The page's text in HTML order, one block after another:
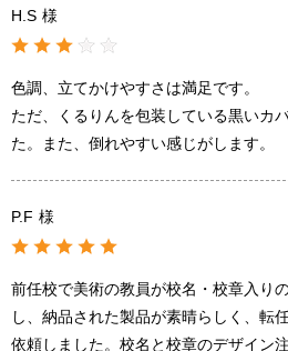
H.S 様
色調、立てかけやすさは満足です。
ただ、くるりんを包装している黒いカ
た。また、倒れやすい感じがします。
P.F 様
前任校で美術の教員が校名・校章入り
し、納品された製品が素晴らしく、転
依頼しました。校名と校章のデザイン